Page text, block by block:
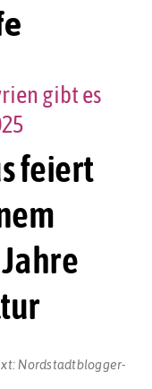
feiert
gibt es
Nordstadtblogger-